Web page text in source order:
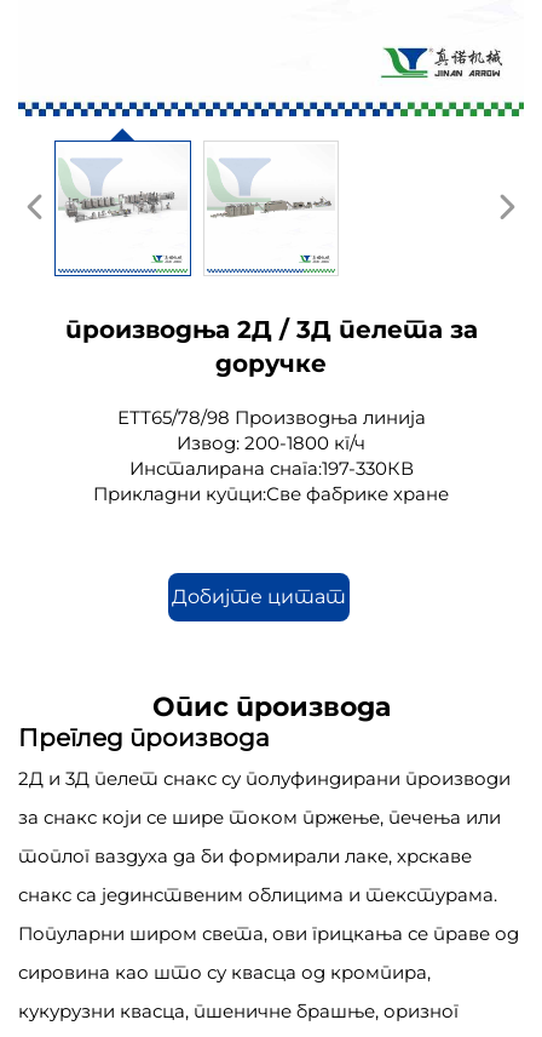
производња 2Д / 3Д пелета за
доручке
ЕТТ65/78/98 Производња линија
Извод: 200-1800 кг/ч
Инсталирана снага:197-330КВ
Прикладни купци:Све фабрике хране
Добијте цитат
Опис производа
Преглед производа
2Д и 3Д пелет снакс су полуфиндирани производи
за снакс који се шире током пржење, печења или
топлог ваздуха да би формирали лаке, хрскаве
снакс са јединственим облицима и текстурама.
Популарни широм света, ови грицкања се праве од
сировина као што су квасца од кромпира,
кукурузни квасца, пшеничне брашње, оризног